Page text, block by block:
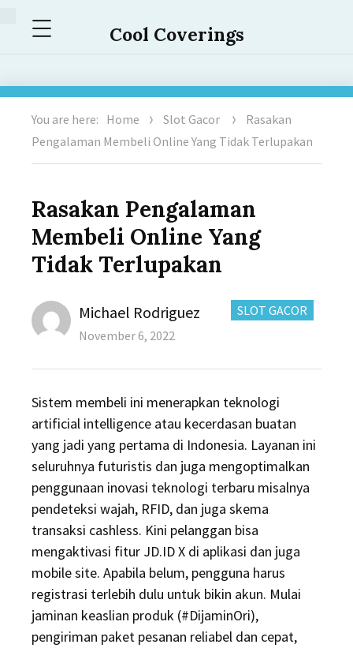
Cool Coverings
You are here: Home Slot Gacor
Rasakan
Pengalaman Membeli Online Yang Tidak Terlupakan
Rasakan Pengalaman
Membeli Online Yang
Tidak Terlupakan
CATEGORIES:
SLOT GACOR
Author
Michael Rodriguez
Posted
November 6, 2022
Sistem membeli ini menerapkan teknologi
artificial intelligence atau kecerdasan buatan
yang jadi yang pertama di Indonesia. Layanan ini
seluruhnya futuristis dan juga mengoptimalkan
penggunaan inovasi teknologi terbaru misalnya
pendeteksi wajah, RFID, dan juga skema
transaksi cashless. Kini pelanggan bisa
mengaktivasi fitur JD.ID X di aplikasi dan juga
mobile site. Apabila belum, pengguna harus
registrasi terlebih dulu untuk bikin akun. Mulai
jaminan keaslian produk (#DijaminOri),
pengiriman paket pesanan reliabel dan cepat,